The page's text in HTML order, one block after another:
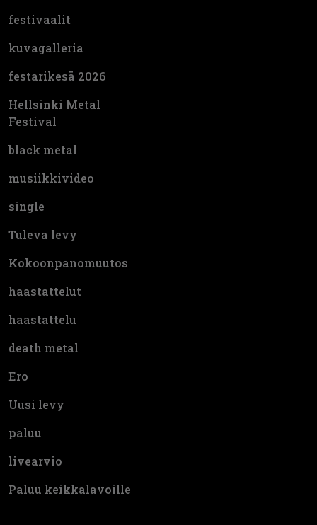
festivaalit
kuvagalleria
festarikesä 2026
Hellsinki Metal
Festival
black metal
musiikkivideo
single
Tuleva levy
Kokoonpanomuutos
haastattelut
haastattelu
death metal
Ero
Uusi levy
paluu
livearvio
Paluu keikkalavoille